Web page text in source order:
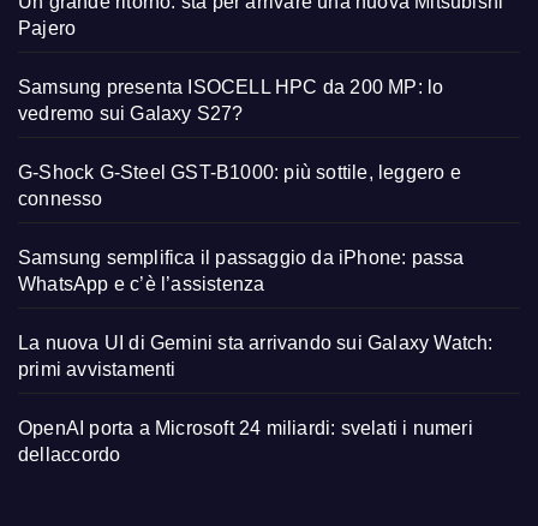
Pajero
Samsung presenta ISOCELL HPC da 200 MP: lo
vedremo sui Galaxy S27?
G-Shock G-Steel GST-B1000: più sottile, leggero e
connesso
Samsung semplifica il passaggio da iPhone: passa
WhatsApp e c’è l’assistenza
La nuova UI di Gemini sta arrivando sui Galaxy Watch:
primi avvistamenti
OpenAI porta a Microsoft 24 miliardi: svelati i numeri
dellaccordo